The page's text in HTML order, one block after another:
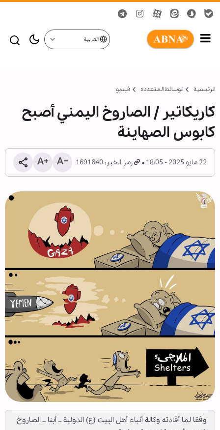
العربية
الرئيسية الوسائط المتعدده فیدیو
كاريكاتير / الصاروخ اليمني أصبح
كابوس الصهاينة
22 مايو 2025 - 18:05 رمز الخبر: 1691640
وفقا لما أفادته وكالة أنباء أهل البيت (ع) الدولية ــ أبنا ــ الصاروخ